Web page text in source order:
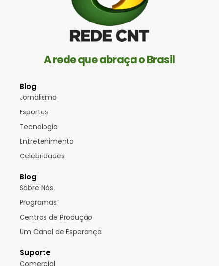
A rede que abraça o Brasil
Blog
Jornalismo
Esportes
Tecnologia
Entretenimento
Celebridades
Blog
Sobre Nós
Programas
Centros de Produção
Um Canal de Esperança
Suporte
Comercial